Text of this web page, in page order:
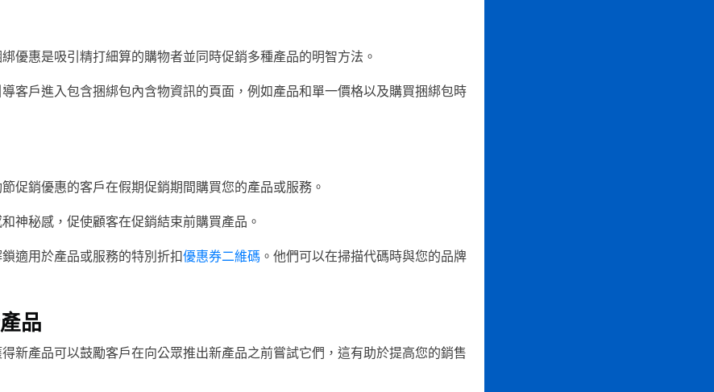
優惠是吸引精打細算的購物者並同時促銷多種產品的明智方法。
客戶進入包含捆綁包內含物資訊的頁面，例如產品和單一價格以及購買捆綁包時
促銷優惠的客戶在假期促銷期間購買您的產品或服務。
神秘感，促使顧客在促銷結束前購買產品。
適用於產品或服務的特別折扣優惠券二維碼 。他們可以在掃描代碼時與您的品牌
品
新產品可以鼓勵客戶在向公眾推出新產品之前嘗試它們，這有助於提高您的銷售